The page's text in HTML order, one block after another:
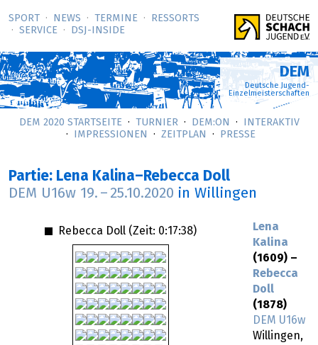
SPORT NEWS TERMINE
RESSORTS
SERVICE
DSJ-­INSIDE
DEM
Deutsche Jugend-
Einzelmeisterschaften
DEM 2020 STARTSEITE TURNIER DEM:ON
INTERAKTIV
IMPRESSIONEN
ZEITPLAN PRESSE
Partie: Lena Kalina–Rebecca Doll
DEM U16w 19. – 25.10.2020 in Willingen
Rebecca Doll (Zeit: 0:17:38)
Lena
Kalina
(1609) –
Rebecca
Doll
(1878)
DEM U16w
Willingen,